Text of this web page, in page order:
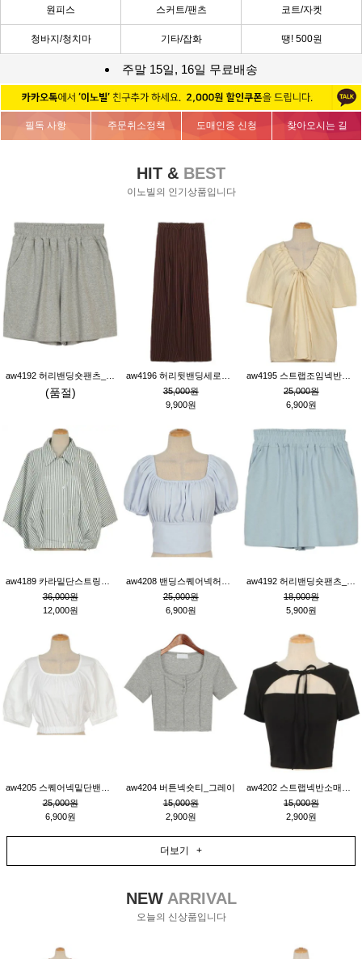
원피스 스커트/팬츠 코트/자켓
청바지/청치마 기타/잡화 땡! 500원
주말 15일, 16일 무료배송
필독 사항 주문취소정책 도매인증 신청 찾아오시는 길
HIT & BEST
이노빌의 인기상품입니다
(품절)
35,000원
9,900원
25,000원
6,900원
36,000원
12,000원
25,000원
6,900원
18,000원
5,900원
25,000원
6,900원
aw4204 버튼넥숏티_그레이
15,000원
2,900원
15,000원
2,900원
더보기 +
NEWARRIVAL
오늘의 신상품입니다